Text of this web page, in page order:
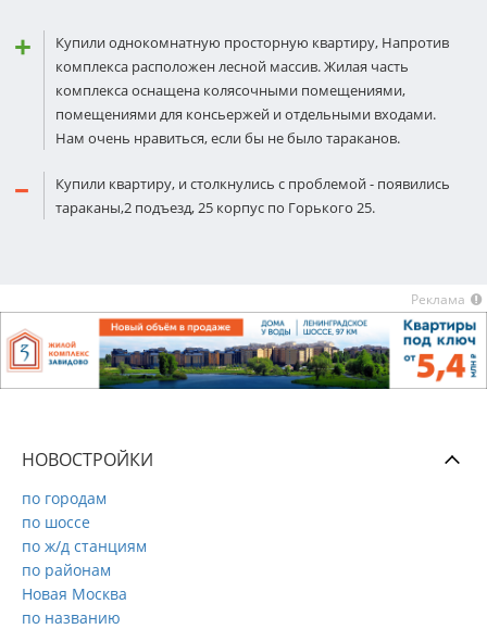
Купили однокомнатную просторную квартиру, Напротив
комплекса расположен лесной массив. Жилая часть
комплекса оснащена колясочными помещениями,
помещениями для консьержей и отдельными входами.
Нам очень нравиться, если бы не было тараканов.
Купили квартиру, и столкнулись с проблемой - появились
тараканы,2 подъезд, 25 корпус по Горького 25.
Реклама
НОВОСТРОЙКИ
по городам
по шоссе
по ж/д станциям
по районам
Новая Москва
по названию